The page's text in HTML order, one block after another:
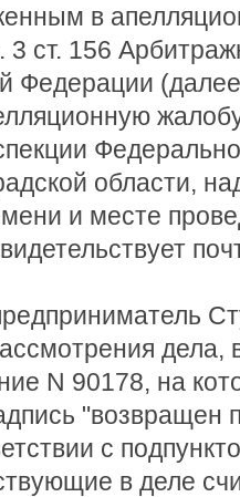
в
3 ст. 156
Федерации
области,
и месте
дела,
N 90178, на
"возвращен
с
в деле